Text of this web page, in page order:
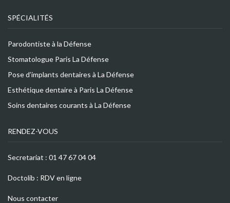
SPÉCIALITÉS
Parodontiste à la Défense
Stomatologue Paris La Défense
Pose d’implants dentaires à La Défense
Esthétique dentaire à Paris La Défense
Soins dentaires courants à La Défense
RENDEZ-VOUS
Secretariat : 01 47 67 04 04
Doctolib : RDV en ligne
Nous contacter